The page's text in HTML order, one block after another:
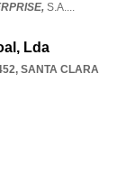
S.A....
Lda
, SANTA CLARA